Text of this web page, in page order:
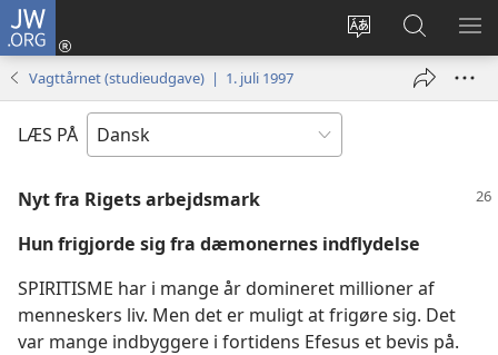
JW.ORG
Vælg
Log
på
vindue)
Søg
på
JW.ORG
VIS
Vagttårnet (studieudgave) | 1. juli 1997
LÆS PÅ
Nyt fra Rigets arbejdsmark
Hun frigjorde sig fra dæmonernes indflydelse
SPIRITISME har i mange år domineret millioner af
menneskers liv. Men det er muligt at frigøre sig. Det
var mange indbyggere i fortidens Efesus et bevis på.